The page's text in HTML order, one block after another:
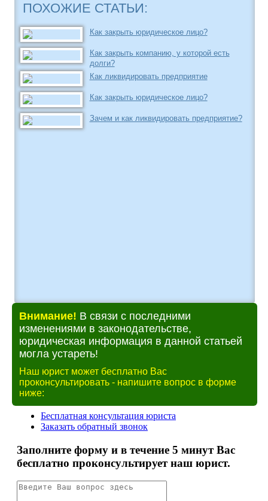
ПОХОЖИЕ СТАТЬИ:
Как закрыть юридическое лицо?
Как закрыть компанию, у которой есть
долги?
Как ликвидировать предприятие
Как закрыть юридическое лицо?
Зачем и как ликвидировать предприятие?
Внимание! В связи с последними
изменениями в законодательстве,
юридическая информация в данной статьей
могла устареть!
Наш юрист может бесплатно Вас
проконсультировать - напишите вопрос в форме
ниже: